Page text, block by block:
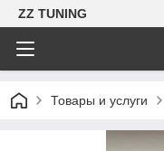
ZZ TUNING
Товары и услуги